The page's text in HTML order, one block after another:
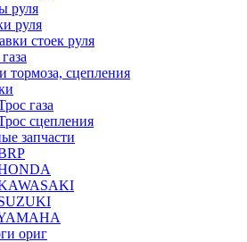
руля
руля
стоек руля
тормоза, сцепления
газа
сцепления
запчасти
ориг